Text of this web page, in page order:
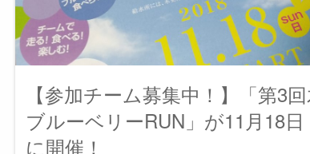
【参加チーム募集中！】「第3
ブルーベリーRUN」が11月18日
に開催！